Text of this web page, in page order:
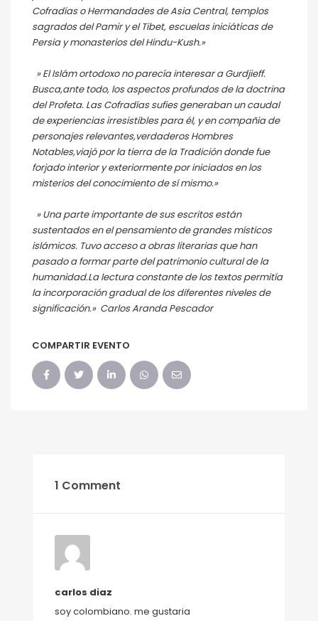
Cofradías o Hermandades de Asia Central, templos
sagrados del Pamir y el Tibet, escuelas iniciáticas de
Persia y monasterios del Hindu-Kush.»
» El Islám ortodoxo no parecía interesar a Gurdjieff.
Busca,ante todo, los aspectos profundos de la doctrina
del Profeta. Las Cofradías sufies generaban un caudal
de experiencias irresistibles para él, y en compañia de
personajes relevantes,verdaderos Hombres
Notables,viajó por la tierra de la Tradición donde fue
forjado interior y exteriormente por iniciados en los
misterios del conocimiento de sí mismo.»
» Una parte importante de sus escritos están
sustentados en el pensamiento de grandes místicos
islámicos. Tuvo acceso a obras literarias que han
pasado a formar parte del patrimonio cultural de la
humanidad.La lectura constante de los textos permitía
la incorporación gradual de los diferentes niveles de
significación.» Carlos Aranda Pescador
COMPARTIR EVENTO
1 Comment
carlos diaz
soy colombiano. me gustaria